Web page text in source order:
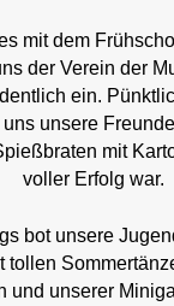
mit dem
der Verein der
ein.
unsere
mit
voller Erfolg war.
bot unsere
tollen
und unserer